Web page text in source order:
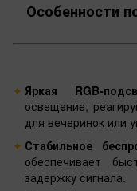
Особенности
Яркая RGB-
освещение,
для вечеринок или
Стабильное
обеспечивает
задержку сигнала.